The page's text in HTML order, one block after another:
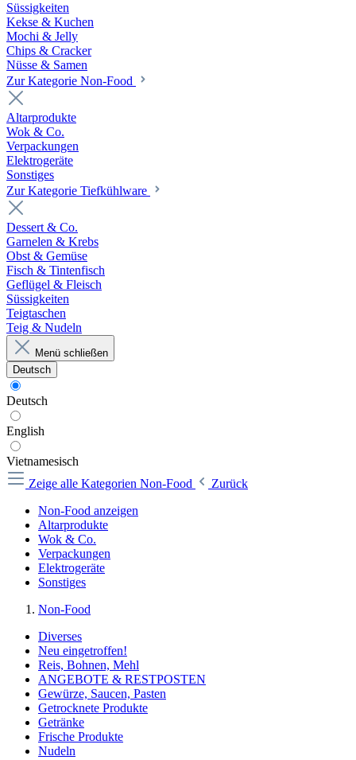
Süssigkeiten
Kekse & Kuchen
Mochi & Jelly
Chips & Cracker
Nüsse & Samen
Zur Kategorie Non-Food
Altarprodukte
Wok & Co.
Verpackungen
Elektrogeräte
Sonstiges
Zur Kategorie Tiefkühlware
Dessert & Co.
Garnelen & Krebs
Obst & Gemüse
Fisch & Tintenfisch
Geflügel & Fleisch
Süssigkeiten
Teigtaschen
Teig & Nudeln
Menü schließen
Deutsch
Deutsch
English
Vietnamesisch
Zeige alle Kategorien Non-Food
Zurück
Non-Food anzeigen
Altarprodukte
Wok & Co.
Verpackungen
Elektrogeräte
Sonstiges
Non-Food
Diverses
Neu eingetroffen!
Reis, Bohnen, Mehl
ANGEBOTE & RESTPOSTEN
Gewürze, Saucen, Pasten
Getrocknete Produkte
Getränke
Frische Produkte
Nudeln